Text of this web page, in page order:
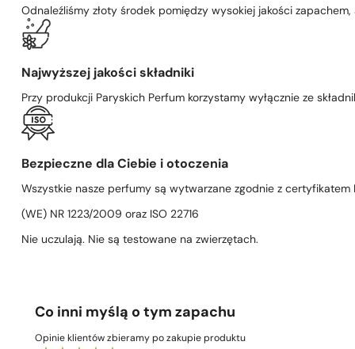
Odnaleźliśmy złoty środek pomiędzy wysokiej jakości
Najwyższej jakości składniki
Przy produkcji Paryskich Perfum korzystamy wyłącznie ze
Bezpieczne dla Ciebie i otoczenia
Wszystkie nasze perfumy są wytwarzane zgodnie z certyfikatem
(WE) NR 1223/2009 oraz ISO 22716
Nie uczulają. Nie są testowane na zwierzętach.
Co inni myślą o tym zapachu
Opinie klientów zbieramy po zakupie produktu